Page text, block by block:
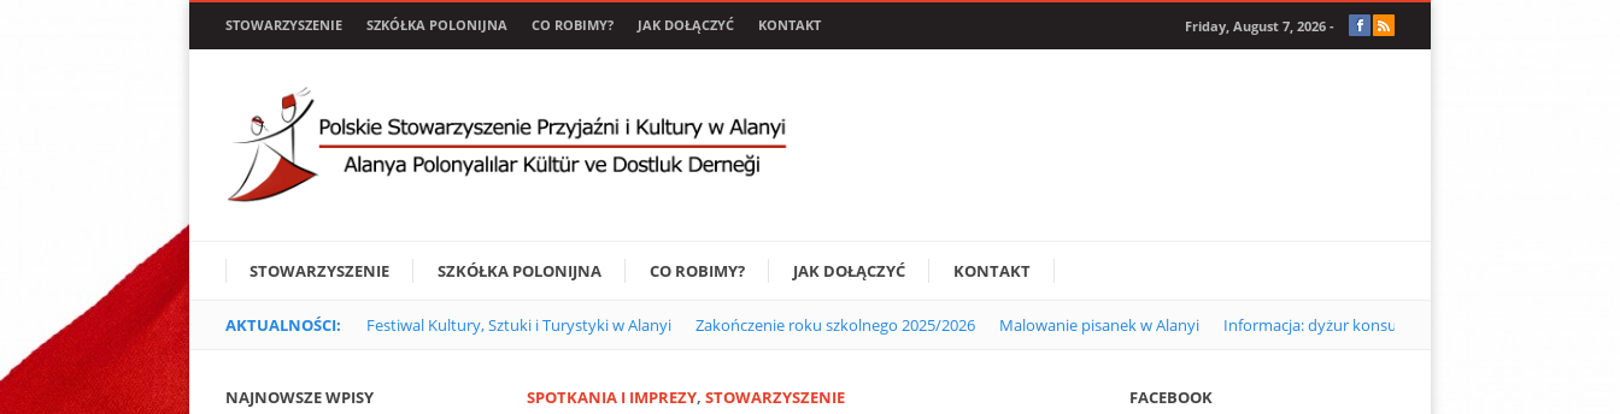
STOWARZYSZENIE SZKÓŁKA POLONIJNA CO ROBIMY? JAK DOŁĄCZYĆ KONTAKT Friday, August 7, 2026 -
STOWARZYSZENIE SZKÓŁKA POLONIJNA CO ROBIMY? JAK DOŁĄCZYĆ KONTAKT
AKTUALNOŚCI: Festiwal Kultury, Sztuki i Turystyki w Alanyi Zakończenie roku szkolnego 2025/2026 Malowanie pisanek w Alanyi Informacja: dyżur konsularny w Alanyi w kwietniu 2026
SPOTKANIA I IMPREZY, STOWARZYSZENIE
NAJNOWSZE WPISY FACEBOOK